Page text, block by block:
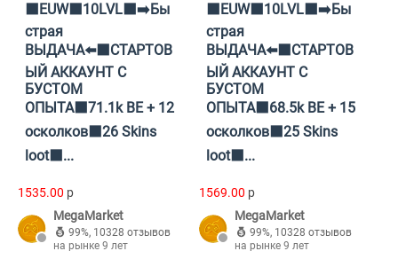
⬛EUW⬛10LVL⬛➡️Бы
страя
ВЫДАЧА⬅️⬛СТАРТОВ
ЫЙ АККАУНТ С
БУСТОМ
ОПЫТА⬛71.1k BE + 12
осколков⬛26 Skins
loot⬛...
1535.00 p
MegaMarket
99%, 10328 отзывов
на рынке 9 лет
⬛EUW⬛10LVL⬛➡️Бы
страя
ВЫДАЧА⬅️⬛СТАРТОВ
ЫЙ АККАУНТ С
БУСТОМ
ОПЫТА⬛68.5k BE + 15
осколков⬛25 Skins
loot⬛...
1569.00 p
MegaMarket
99%, 10328 отзывов
на рынке 9 лет